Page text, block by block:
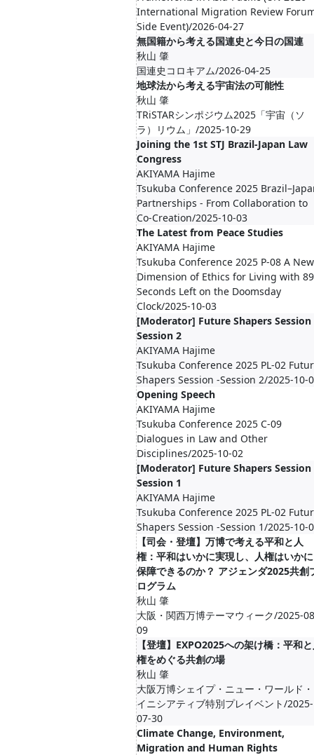
International Migration Review
Side Event)/2026-04-27
無国籍から考える国連史と今日の国連
秋山 肇
国連史コロキアム/2026-04-25
地球法から考える宇宙法の可能性
秋山 肇
TRiSTARシンポジウム2025「宇宙（ソ
ラ）リウム」/2025-10-29
Joining the 1st STJ Brazil-Japan Law
Congress
AKIYAMA Hajime
Tsukuba Conference 2025
Partnerships - From Collaboration to
Co-Creation/2025-10-03
The Latest from Peace Studies
AKIYAMA Hajime
Tsukuba Conference 2025 P-08 A New
Dimension of Ethics for Living with 89
Seconds Left on the Doomsday
Clock/2025-10-03
[Moderator] Future Shapers Session
Session 2
AKIYAMA Hajime
Tsukuba Conference 2025 PL-02
Shapers Session -Session 2/2025-10-
Opening Speech
AKIYAMA Hajime
Tsukuba Conference 2025 C-09
Dialogues in Law and Other
Disciplines/2025-10-02
[Moderator] Future Shapers Session
Session 1
AKIYAMA Hajime
Tsukuba Conference 2025 PL-02
Shapers Session -Session 1/2025-10-
【司会・登壇】万博で考える平和と人
権：平和はいかに実現し、人権はいかに
保障できるのか？ アジェンダ2025共創
ログラム
秋山 肇
大阪・関西万博テーマウィーク/2025-
09
【登壇】EXPO2025への架け橋：平和
権をめぐる共創の場
秋山 肇
大阪万博シェイプ・ニュー・ワールド・
イニシアティブ特別プレイベント/2025-
07-30
Climate Change, Environment,
Migration and Human Rights